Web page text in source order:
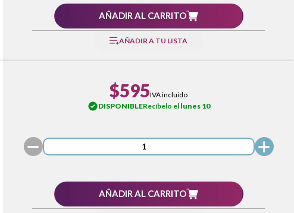
AÑADIR AL CARRITO
AÑADIR A TU LISTA
$595IVA incluido
DISPONIBLERecíbelo el lunes 10
AÑADIR AL CARRITO